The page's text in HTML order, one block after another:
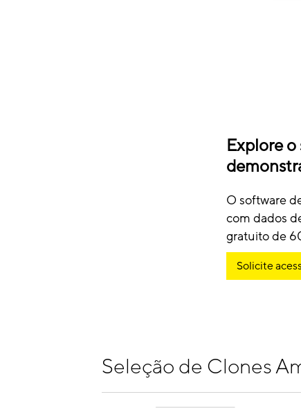
Explore o
O software
com dados
gratuito de
Solicite
Seleção de Clones